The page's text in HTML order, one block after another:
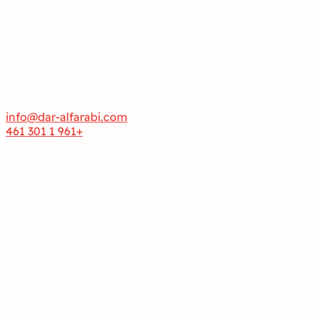
info@dar-alfarabi.com
+961 1 301 461